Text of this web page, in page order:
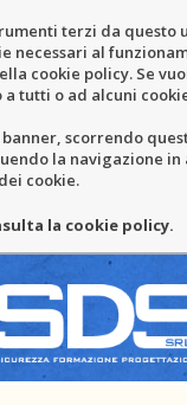
terzi da questo
necessari al
cookie policy. Se
a tutti o ad alcuni
scorrendo
la navigazione
cookie.
la cookie policy.